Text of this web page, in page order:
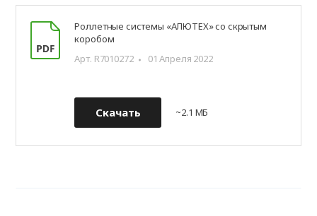
Роллетные системы «АЛЮТЕХ» со скрытым
коробом
Арт. R7010272
01 Апреля 2022
Скачать ~2.1 МБ